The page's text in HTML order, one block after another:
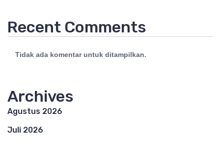
Recent Comments
Tidak ada komentar untuk ditampilkan.
Archives
Agustus 2026
Juli 2026